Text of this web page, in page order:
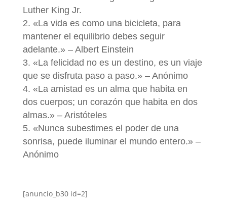
Luther King Jr.
«La vida es como una bicicleta, para
mantener el equilibrio debes seguir
adelante.» – Albert Einstein
«La felicidad no es un destino, es un viaje
que se disfruta paso a paso.» – Anónimo
«La amistad es un alma que habita en
dos cuerpos; un corazón que habita en dos
almas.» – Aristóteles
«Nunca subestimes el poder de una
sonrisa, puede iluminar el mundo entero.» –
Anónimo
[anuncio_b30 id=2]